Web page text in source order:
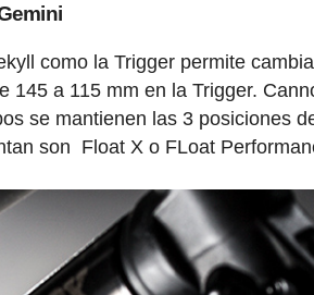
como la Trigger permite
145 a 115 mm en la Trigger.
se mantienen las 3 posiciones
son Float X o FLoat